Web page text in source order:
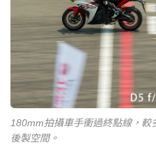
180mm拍攝車手衝過終點線，
後製空間。